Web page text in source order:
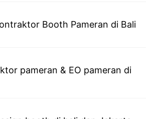
Booth Pameran di Bali
pameran & EO pameran di